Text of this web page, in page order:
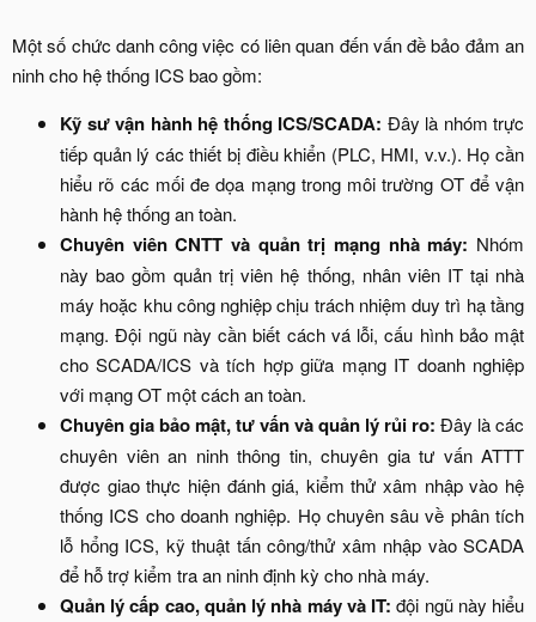
Một số chức danh công việc có liên quan đến vấn đề bảo đảm an
ninh cho hệ thống ICS bao gồm:​
Kỹ sư vận hành hệ thống ICS/SCADA: Đây là nhóm trực
tiếp quản lý các thiết bị điều khiển (PLC, HMI, v.v.). Họ cần
hiểu rõ các mối đe dọa mạng trong môi trường OT để vận
hành hệ thống an toàn.​
Chuyên viên CNTT và quản trị mạng nhà máy: Nhóm
này bao gồm quản trị viên hệ thống, nhân viên IT tại nhà
máy hoặc khu công nghiệp chịu trách nhiệm duy trì hạ tầng
mạng. Đội ngũ này cần biết cách vá lỗi, cấu hình bảo mật
cho SCADA/ICS và tích hợp giữa mạng IT doanh nghiệp
với mạng OT một cách an toàn.​
Chuyên gia bảo mật, tư vấn và quản lý rủi ro: Đây là các
chuyên viên an ninh thông tin, chuyên gia tư vấn ATTT
được giao thực hiện đánh giá, kiểm thử xâm nhập vào hệ
thống ICS cho doanh nghiệp. Họ chuyên sâu về phân tích
lỗ hổng ICS, kỹ thuật tấn công/thử xâm nhập vào SCADA
để hỗ trợ kiểm tra an ninh định kỳ cho nhà máy.​
Quản lý cấp cao, quản lý nhà máy và IT: đội ngũ này hiểu